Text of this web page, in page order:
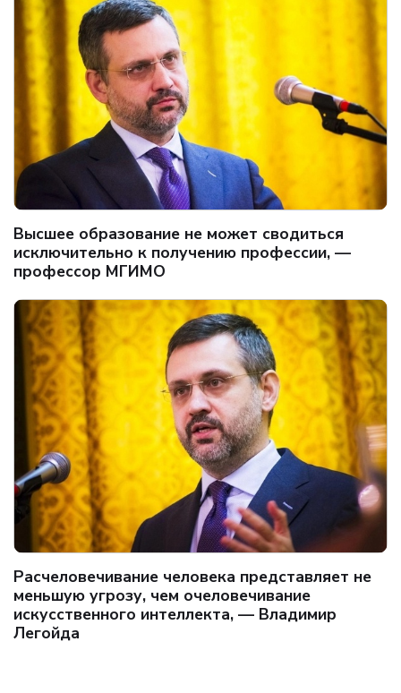
Высшее образование не может сводиться
исключительно к получению профессии, —
профессор МГИМО
Расчеловечивание человека представляет не
меньшую угрозу, чем очеловечивание
искусственного интеллекта, — Владимир
Легойда